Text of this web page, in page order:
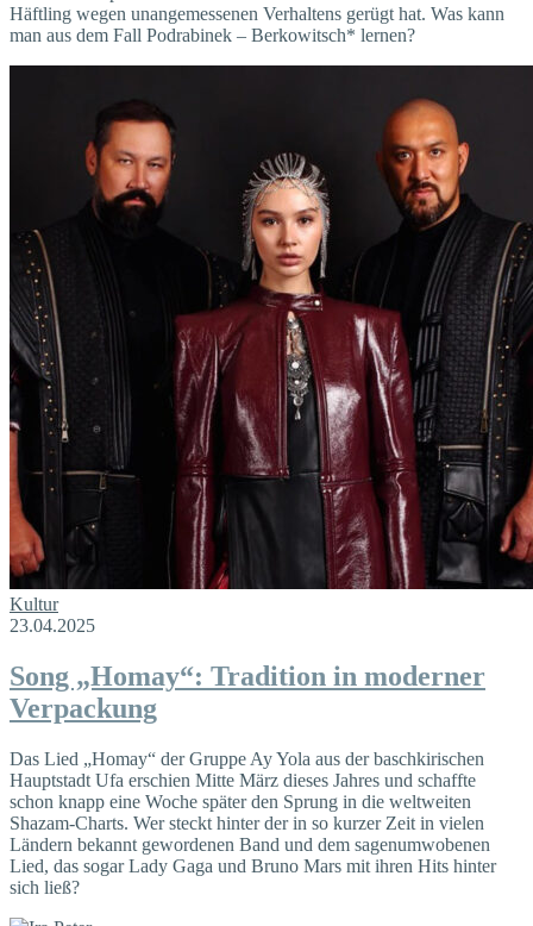
Häftling wegen unangemessenen Verhaltens gerügt hat. Was kann
man aus dem Fall Podrabinek – Berkowitsch* lernen?
Kultur
23.04.2025
Song „Homay“: Tradition in moderner
Verpackung
Das Lied „Homay“ der Gruppe Ay Yola aus der baschkirischen
Hauptstadt Ufa erschien Mitte März dieses Jahres und schaffte
schon knapp eine Woche später den Sprung in die weltweiten
Shazam-Charts. Wer steckt hinter der in so kurzer Zeit in vielen
Ländern bekannt gewordenen Band und dem sagenumwobenen
Lied, das sogar Lady Gaga und Bruno Mars mit ihren Hits hinter
sich ließ?